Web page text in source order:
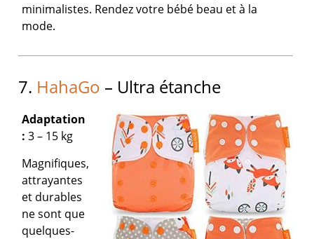
minimalistes. Rendez votre bébé beau et à la
mode.
7. HahaGo – Ultra étanche
Adaptation
:3 – 15 kg
Magnifiques,
attrayantes
et durables
ne sont que
quelques-